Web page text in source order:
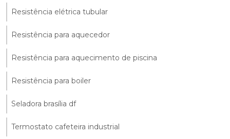
Resistência elétrica tubular
Resistência para aquecedor
Resistência para aquecimento de piscina
Resistência para boiler
Seladora brasília df
Termostato cafeteira industrial